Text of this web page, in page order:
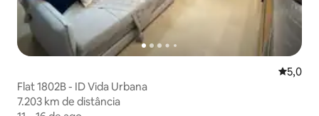
Flat 1802B - ID Vida Urbana
7.203 km de distância
7.203 km de distância
5,0 de
5,0